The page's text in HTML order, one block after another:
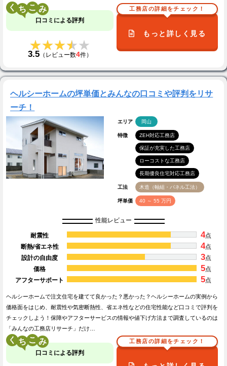
く こ
口コミによる評判
★★★★★
★★★★★
3.5（レビュー数4件）
工務店の詳細をチェック！
もっと詳しく見る
ヘルシーホームの坪単価とみんなの口コミや評判をリサ
ーチ！
エリア 岡山
特徴 ZEH対応工務店
保証が充実した工務店
ローコストな工務店
長期優良住宅対応工務店
工法 木造（軸組・パネル工法）
坪単価 40 ～ 55 万円
性能レビュー
耐震性 4点
断熱/省エネ性
4点
設計の自由度
3点
価格
5点
アフターサポート
5点
ヘルシーホームで注文住宅を建てて良かった？悪かった？ヘルシーホームの実例から
価格面をはじめ、耐震性や気密断熱性、省エネ性などの住宅性能など口コミで評判を
チェックしよう！保障やアフターサービスの情報や値下げ方法まで調査しているのは
「みんなの工務店リサーチ」だけ…
く こ
口コミによる評判
工務店の詳細をチェック！